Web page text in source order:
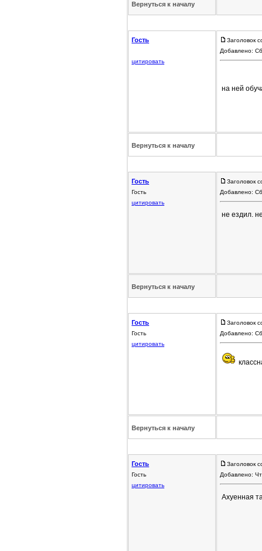
Вернуться к началу
Гость
цитировать
Заголовок
Добавлено:
на ней
Вернуться к началу
Гость
Гость
цитировать
Заголовок
Добавлено:
не ездил.
Вернуться к началу
Гость
Гость
цитировать
Заголовок
Добавлено:
Вернуться к началу
Гость
Гость
цитировать
Заголовок
Добавлено:
Ахуенная